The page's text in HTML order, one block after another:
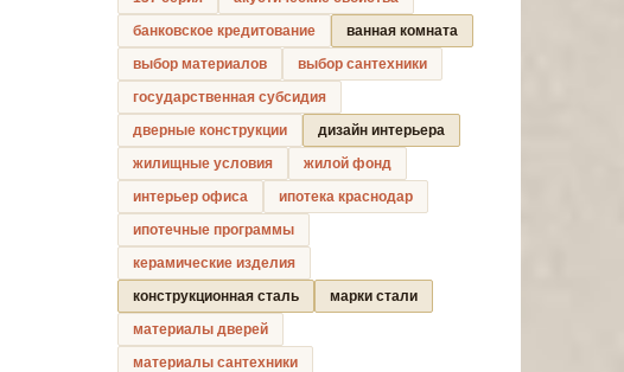
банковское кредитование
ванная комната
выбор материалов
выбор сантехники
государственная субсидия
дверные конструкции
дизайн интерьера
жилищные условия
жилой фонд
интерьер офиса
ипотека краснодар
ипотечные программы
керамические изделия
конструкционная сталь
марки стали
материалы дверей
материалы сантехники